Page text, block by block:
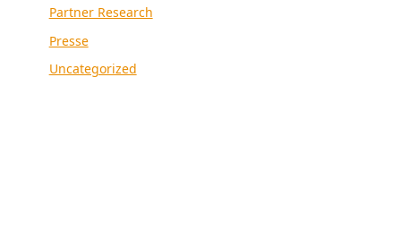
Partner Research
Presse
Uncategorized